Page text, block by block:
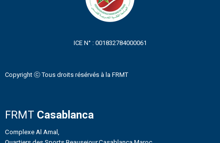
ICE N° : 001832784000061
Copyright ⓒ Tous droits résérvés à la FRMT
FRMT Casablanca
Complexe Al Amal,